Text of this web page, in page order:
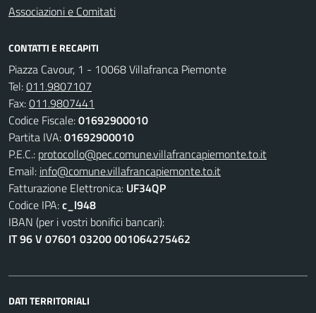
Associazioni e Comitati
CONTATTI E RECAPITI
Piazza Cavour, 1 - 10068 Villafranca Piemonte
Tel:011.9807107
Fax:011.9807441
Codice Fiscale:01692900010
Partita IVA:01692900010
P.E.C.: protocollo@pec.comune.villafrancapiemonte.to.it
Email: info@comune.villafrancapiemonte.to.it
Fatturazione Elettronica: UF34QP
Codice IPA:c_l948
IBAN (per i vostri bonifici bancari):
IT 96 V 07601 03200 001064275462
DATI TERRITORIALI